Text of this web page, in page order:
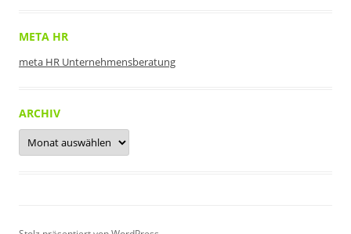
META HR
meta HR Unternehmensberatung
ARCHIV
Archiv